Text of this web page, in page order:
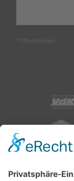
* Pflichtfelder